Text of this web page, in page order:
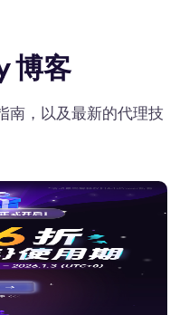
博客
南，以及最新的代理技